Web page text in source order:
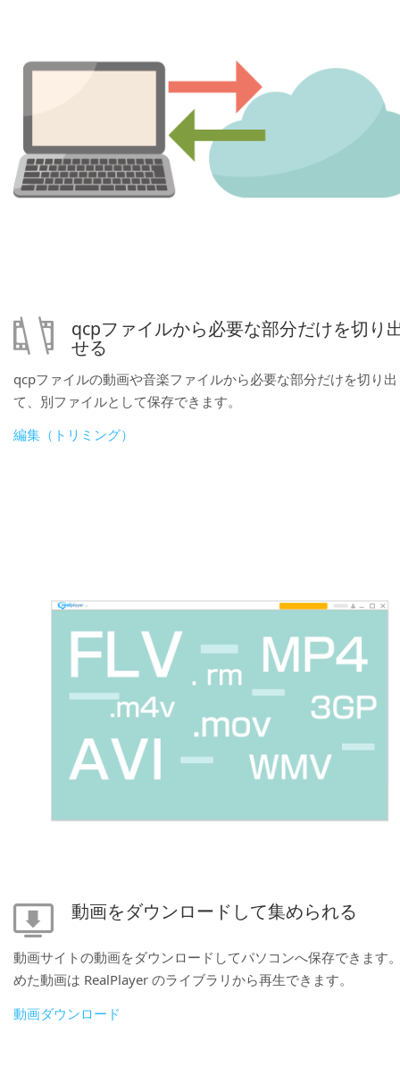
qcpファイルから必要な部分だけを切り
せる
qcpファイルの動画や音楽ファイルから必要な部分だけを切り
て、別ファイルとして保存できます。
編集（トリミング）
動画をダウンロードして集められる
動画サイトの動画をダウンロードしてパソコンへ保存できます
めた動画は RealPlayer のライブラリから再生できます。
動画ダウンロード